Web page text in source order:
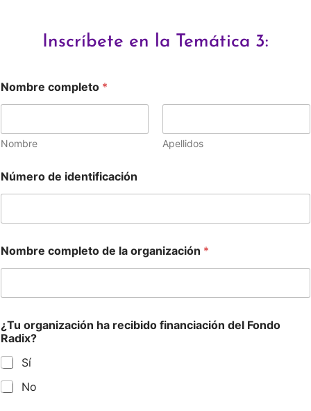
Inscríbete en la Temática 3:
Nombre completo *
Nombre Apellidos
Número de identificación
Nombre completo de la organización *
¿Tu organización ha recibido financiación del Fondo
Radix?
Sí
No